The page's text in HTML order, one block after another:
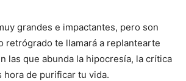
grandes e impactantes, pero son
retrógrado te llamará a replantearte
las que abunda la hipocresía, la crítica
hora de purificar tu vida.